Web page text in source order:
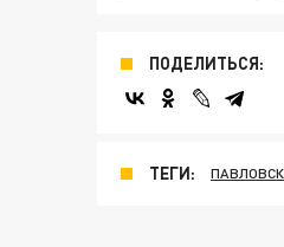
ПОДЕЛИТЬСЯ:
ТЕГИ: